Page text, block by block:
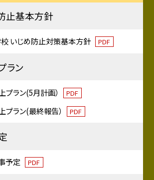
止基本方針
校 いじめ防止対策基本方針 PDF
ラン
プラン(5月計画） PDF
プラン(最終報告） PDF
予定 PDF